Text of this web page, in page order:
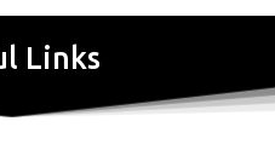
Links